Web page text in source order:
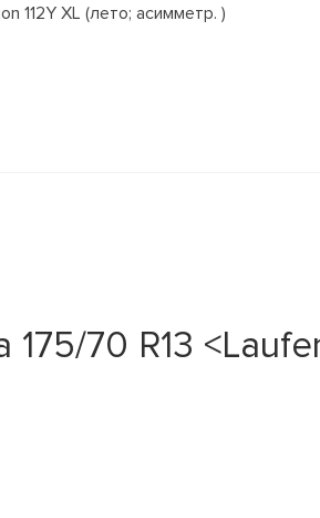
112Y XL (лето; асимметр. )
70 R13